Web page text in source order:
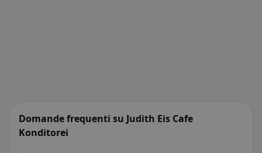
Domande frequenti su Judith Eis Cafe
Konditorei